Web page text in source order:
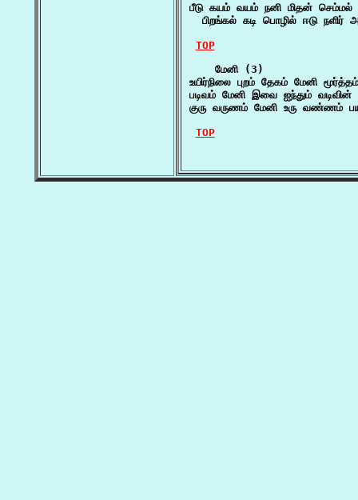
பீடு கயம் வயம் நனி மிதன்
பிறங்கல் கடி பொழில் ஈடு
TOP
    மேனி (3)
உயிர்நிலை புறம் தேகம் மேனி
படிவம் மேனி இவை ஐந்தும்
குரு வருணம் மேனி உரு வண்ணம்
TOP